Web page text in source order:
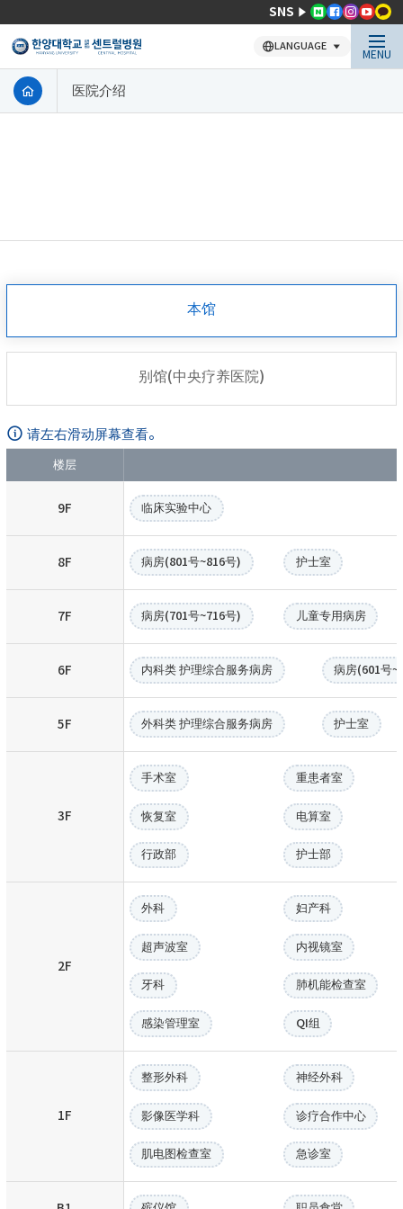
SNS
LANGUAGE
MENU
医院介绍
本馆
别馆(中央疗养医院)
请左右滑动屏幕查看。
楼层
9F 临床实验中心
8F 病房(801号~816号) 护士室
7F 病房(701号~716号) 儿童专用病房
6F 内科类 护理综合服务病房 病房(601号
5F 外科类 护理综合服务病房 护士室
3F
手术室 重患者室
恢复室 电算室
行政部 护士部
2F
外科 妇产科
超声波室 内视镜室
牙科 肺机能检查室
感染管理室 QI组
1F
整形外科 神经外科
影像医学科 诊疗合作中心
肌电图检查室 急诊室